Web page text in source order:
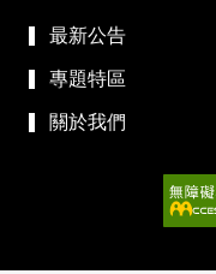
最新公告
專題特區
關於我們